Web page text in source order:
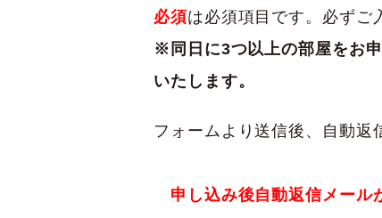
必須は必須項目です。必ずご
※同日に3つ以上の部屋をお
いたします。
フォームより送信後、自動返
申し込み後自動返信メール